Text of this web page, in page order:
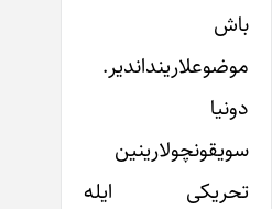
باش
موضوعلارینداندیر.
دونیا
سویقونچولارینین
تحریکی ایله